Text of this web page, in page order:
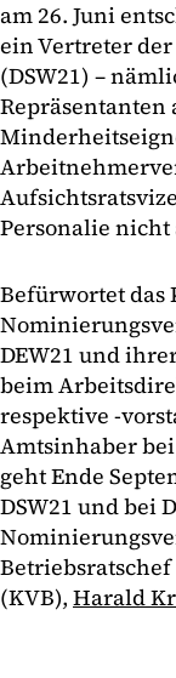
am 26. Juni
ein Vertreter
(DSW21) –
Repräsentanten
Personalie
Befürwortet das
DEW21 und
beim
respektive -
Amtsinhaber
geht Ende
DSW21 und bei
(KVB), Harald